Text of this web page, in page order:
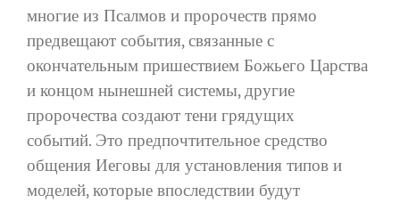
многие из Псалмов и пророчеств прямо
предвещают события, связанные с
окончательным пришествием Божьего Царства
и концом нынешней системы, другие
пророчества создают тени грядущих
событий. Это предпочтительное средство
общения Иеговы для установления типов и
моделей, которые впоследствии будут